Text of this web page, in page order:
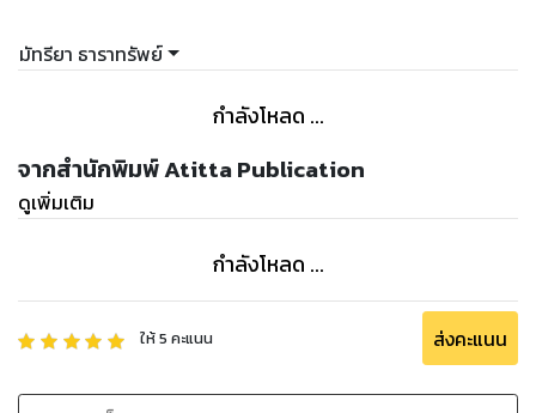
มัทรียา ธาราทรัพย์
กำลังโหลด ...
จากสำนักพิมพ์ Atitta Publication
ดูเพิ่มเติม
กำลังโหลด ...
ให้5 คะแนน ส่งคะแนน